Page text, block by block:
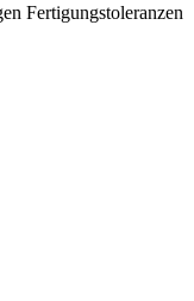
Fertigungstoleranzen